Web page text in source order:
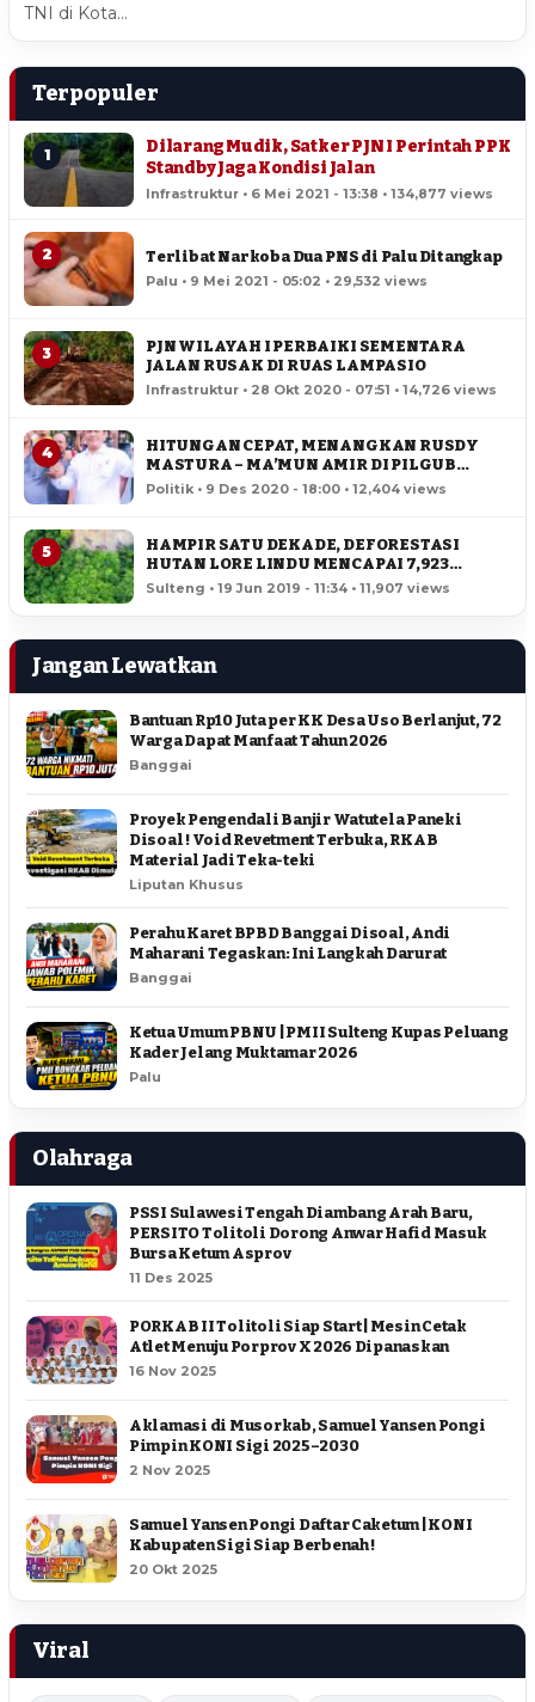
TNI di Kota…
Terpopuler
1
Dilarang Mudik, Satker PJN I Perintah PPK
Standby Jaga Kondisi Jalan
Infrastruktur • 6 Mei 2021 - 13:38 • 134,877 views
2 Terlibat Narkoba Dua PNS di Palu Ditangkap
Palu • 9 Mei 2021 - 05:02 • 29,532 views
3
PJN WILAYAH I PERBAIKI SEMENTARA
JALAN RUSAK DI RUAS LAMPASIO
Infrastruktur • 28 Okt 2020 - 07:51 • 14,726 views
4
HITUNGAN CEPAT, MENANGKAN RUSDY
MASTURA – MA’MUN AMIR DI PILGUB
SULTENG
Politik • 9 Des 2020 - 18:00 • 12,404 views
5
HAMPIR SATU DEKADE, DEFORESTASI
HUTAN LORE LINDU MENCAPAI 7,923
HEKTAR
Sulteng • 19 Jun 2019 - 11:34 • 11,907 views
Jangan Lewatkan
Bantuan Rp10 Juta per KK Desa Uso Berlanjut, 72
Warga Dapat Manfaat Tahun 2026
Banggai
Proyek Pengendali Banjir Watutela Paneki
Disoal ! Void Revetment Terbuka, RKAB
Material Jadi Teka-teki
Liputan Khusus
Perahu Karet BPBD Banggai Disoal, Andi
Maharani Tegaskan: Ini Langkah Darurat
Banggai
Ketua Umum PBNU | PMII Sulteng Kupas Peluang
Kader Jelang Muktamar 2026
Palu
Olahraga
PSSI Sulawesi Tengah Diambang Arah Baru,
PERSITO Tolitoli Dorong Anwar Hafid Masuk
Bursa Ketum Asprov
11 Des 2025
PORKAB II Tolitoli Siap Start | Mesin Cetak
Atlet Menuju Porprov X 2026 Dipanaskan
16 Nov 2025
Aklamasi di Musorkab, Samuel Yansen Pongi
Pimpin KONI Sigi 2025–2030
2 Nov 2025
Samuel Yansen Pongi Daftar Caketum | KONI
Kabupaten Sigi Siap Berbenah !
20 Okt 2025
Viral